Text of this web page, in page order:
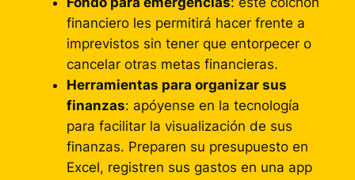
financiero les permitirá hacer frente a
imprevistos sin tener que entorpecer o
cancelar otras metas financieras.
Herramientas para organizar sus
finanzas: apóyense en la tecnología
para facilitar la visualización de sus
finanzas. Preparen su presupuesto en
Excel, registren sus gastos en una app